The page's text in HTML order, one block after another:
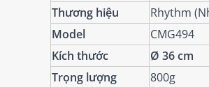
Thương hiệu
Rhythm
Model
CMG494
Kích thước
Ø 36 cm
Trọng lượng
800g